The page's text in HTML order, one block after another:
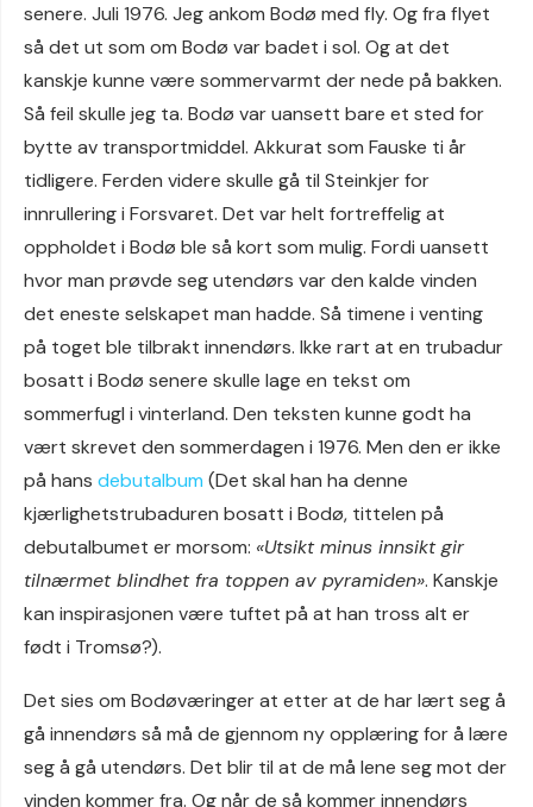
senere. Juli 1976. Jeg ankom Bodø med fly. Og fra flyet
så det ut som om Bodø var badet i sol. Og at det
kanskje kunne være sommervarmt der nede på bakken.
Så feil skulle jeg ta. Bodø var uansett bare et sted for
bytte av transportmiddel. Akkurat som Fauske ti år
tidligere. Ferden videre skulle gå til Steinkjer for
innrullering i Forsvaret. Det var helt fortreffelig at
oppholdet i Bodø ble så kort som mulig. Fordi uansett
hvor man prøvde seg utendørs var den kalde vinden
det eneste selskapet man hadde. Så timene i venting
på toget ble tilbrakt innendørs. Ikke rart at en trubadur
bosatt i Bodø senere skulle lage en tekst om
sommerfugl i vinterland. Den teksten kunne godt ha
vært skrevet den sommerdagen i 1976. Men den er ikke
på hans debutalbum (Det skal han ha denne
kjærlighetstrubaduren bosatt i Bodø, tittelen på
debutalbumet er morsom: «Utsikt minus innsikt gir
tilnærmet blindhet fra toppen av pyramiden». Kanskje
kan inspirasjonen være tuftet på at han tross alt er
født i Tromsø?).
Det sies om Bodøværinger at etter at de har lært seg å
gå innendørs så må de gjennom ny opplæring for å lære
seg å gå utendørs. Det blir til at de må lene seg mot der
vinden kommer fra. Og når de så kommer innendørs